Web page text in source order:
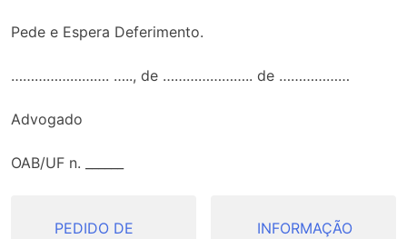
Pede e Espera Deferimento.
……………………. ….., de ………………….. de ………………
Advogado
OAB/UF n. ______
PEDIDO DE
INFORMAÇÃO